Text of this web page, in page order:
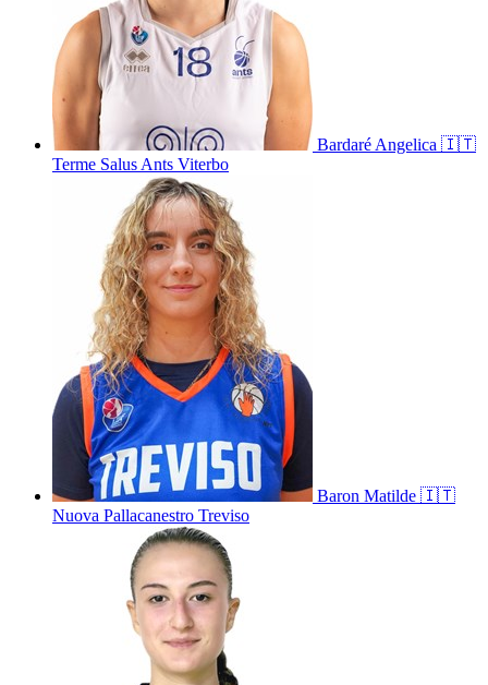
Bardaré Angelica 🇮🇹
Terme Salus Ants Viterbo
Baron Matilde 🇮🇹
Nuova Pallacanestro Treviso